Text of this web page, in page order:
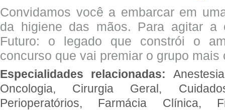
Convidamos você a embarcar em
da higiene das mãos. Para agitar a
Futuro: o legado que constrói o
concurso que vai premiar o grupo mais
Especialidades relacionadas:
Oncologia, Cirurgia Geral,
Perioperatórios, Farmácia Clínica,